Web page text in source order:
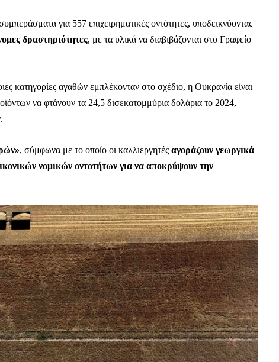
σήμερα. Ορίστε δύο καλοί λόγοι για να το κάνεις:
άμεσα την ποιότητα και την ανεξαρτησία της δημοσιογραφίας
ή δωρητής.
Σας ευχαριστούμε θερμά.
για 557 επιχειρηματικές οντότητες, υποδεικνύοντας
δραστηριότητες, με τα υλικά να διαβιβάζονται στο Γραφείο
κατηγορίες αγαθών εμπλέκονταν στο σχέδιο, η Ουκρανία είναι
να φτάνουν τα 24,5 δισεκατομμύρια δολάρια το 2024,
, σύμφωνα με το οποίο οι καλλιεργητές αγοράζουν γεωργικά
νομικών οντοτήτων για να αποκρύψουν την